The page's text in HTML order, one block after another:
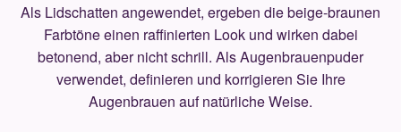
Als Lidschatten angewendet, ergeben die beige-braunen
Farbtöne einen raffinierten Look und wirken dabei
betonend, aber nicht schrill. Als Augenbrauenpuder
verwendet, definieren und korrigieren Sie Ihre
Augenbrauen auf natürliche Weise.